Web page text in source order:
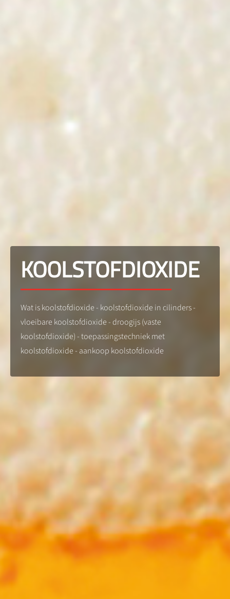
KOOLSTOFDIOXIDE
Wat is koolstofdioxide - koolstofdioxide in cilinders -
vloeibare koolstofdioxide - droogijs (vaste
koolstofdioxide) - toepassingstechniek met
koolstofdioxide - aankoop koolstofdioxide